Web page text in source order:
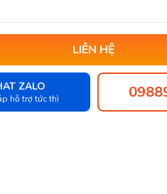
LIÊN HỆ
ZALO
hỗ trợ tức thì